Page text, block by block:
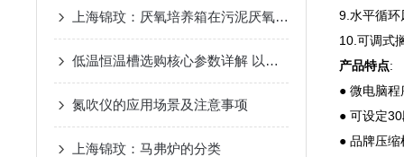
上海锦玟：厌氧培养箱在污泥厌氧消化实验中的应用
低温恒温槽选购核心参数详解 以上海锦玟仪器为例
氮吹仪的应用场景及注意事项
上海锦玟：马弗炉的分类
9.水平循环
10.可调式
产品特点:
● 微电脑
● 可设定
● 品牌压